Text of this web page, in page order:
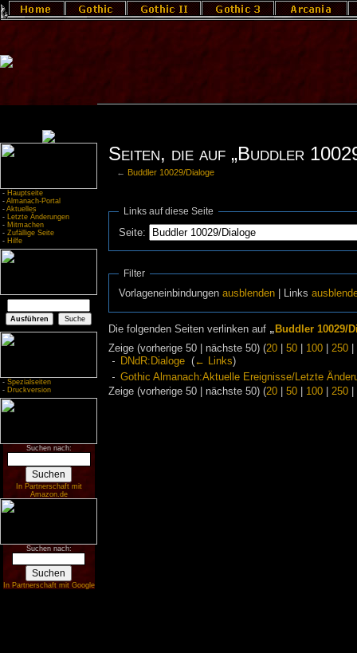
- Hauptseite
- Almanach-Portal
- Aktuelles
- Letzte Änderungen
- Mitmachen
- Zufällige Seite
- Hilfe
- Spezialseiten
- Druckversion
Suchen nach:
In Partnerschaft mit
Amazon.de
Suchen nach:
In Partnerschaft mit Google
Seiten, die auf „Buddler
← Buddler 10029/Dialoge
Links auf diese Seite
Seite:
Filter
Vorlageneinbindungenausblenden | Links
Die folgenden Seiten verlinken auf „ Buddler 10029/
Zeige (vorherige 50 | nächste 50) (20| 50| 100| 250|
DNdR:Dialoge‎ (← Links)
Gothic Almanach:Aktuelle Ereignisse/Letzte
Zeige (vorherige 50 | nächste 50) (20| 50| 100| 250|